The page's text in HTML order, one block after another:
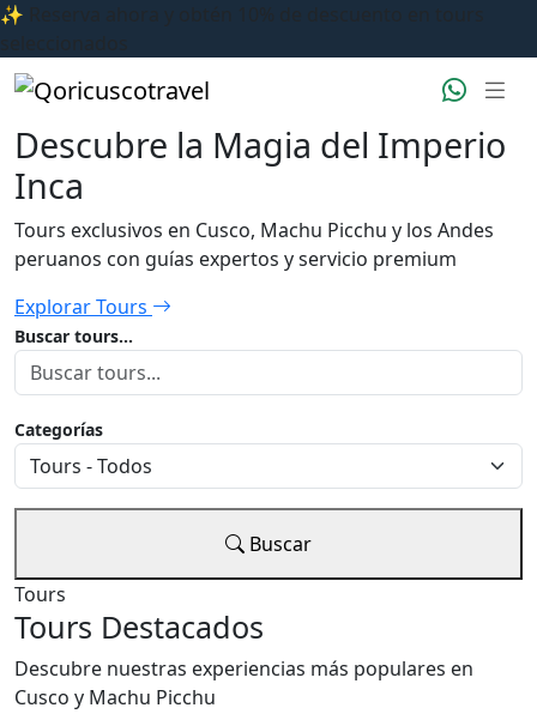
✨ Reserva ahora y obtén 10% de descuento en tours
Descubre la Magia del Imperio
Inca
Tours exclusivos en Cusco, Machu Picchu y los Andes
peruanos con guías expertos y servicio premium
Explorar Tours
Buscar tours...
Categorías
Buscar
Tours
Tours Destacados
Descubre nuestras experiencias más populares en
Cusco y Machu Picchu